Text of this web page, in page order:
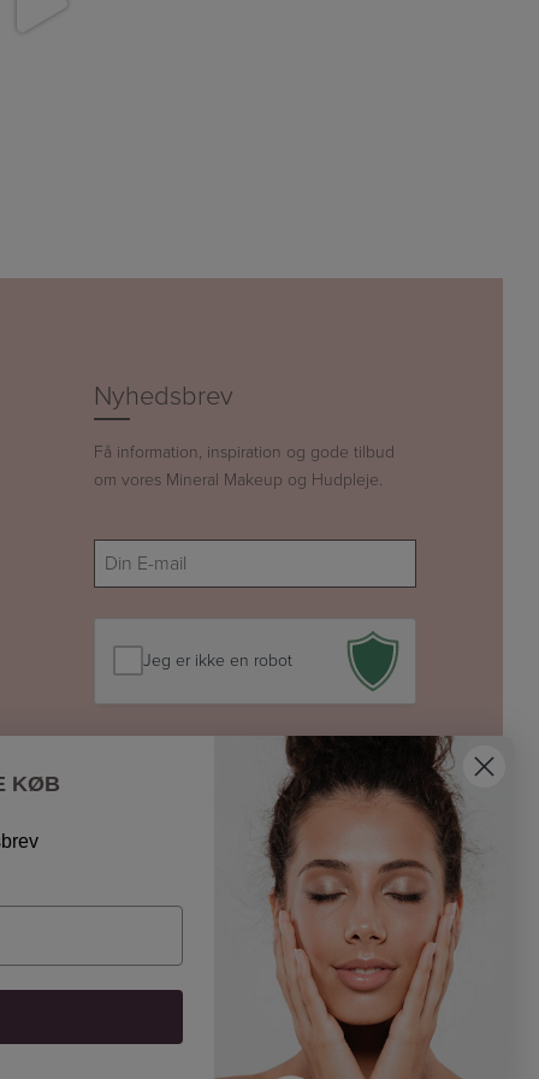
Nyhedsbrev
Få information, inspiration og gode tilbud
om vores Mineral Makeup og Hudpleje.
E-
mail
(Påkrævet)
Jeg er ikke en robot
KØB